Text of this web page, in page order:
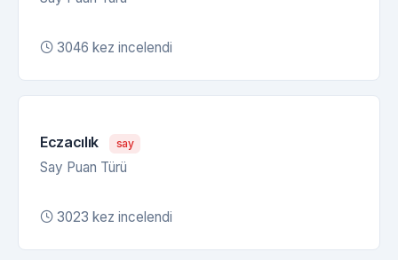
3046 kez incelendi
Eczacılık say
Say Puan Türü
3023 kez incelendi